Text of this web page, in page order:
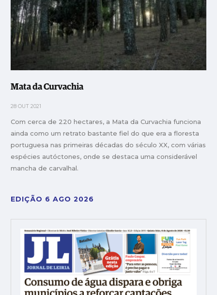
Mata da Curvachia
28 OUT 2021
Com cerca de 220 hectares, a Mata da Curvachia funciona
ainda como um retrato bastante fiel do que era a floresta
portuguesa nas primeiras décadas do século XX, com várias
espécies autóctones, onde se destaca uma considerável
mancha de carvalhal.
EDIÇÃO 6 AGO 2026